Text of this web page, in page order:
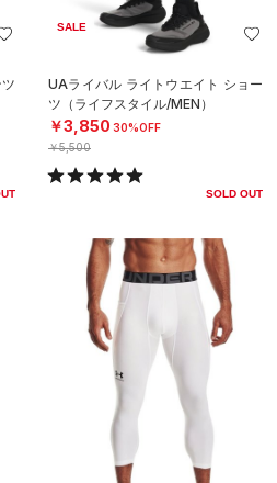
SALE
UAライバル ライトウエイト ショー
ツ（ライフスタイル/MEN）
￥3,850 30%OFF
￥5,500
SOLD OUT